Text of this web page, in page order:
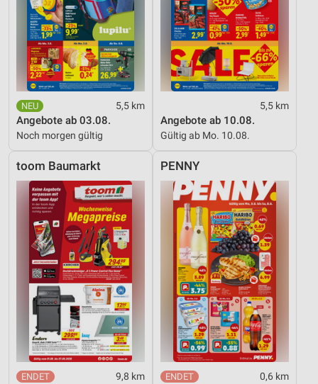
5,5 km
Angebote ab 03.08.
Noch morgen gültig
5,5 km
Angebote ab 10.08.
Gültig ab Mo. 10.08.
toom Baumarkt
9,8 km
PENNY
0,6 km